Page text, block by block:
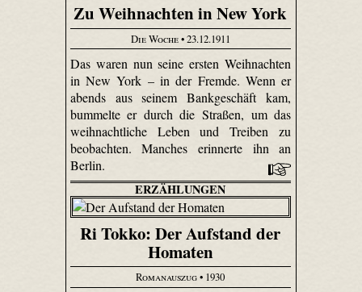
Zu Weihnachten in New York
Die Woche• 23.12.1911
Das waren nun seine ersten Weihnachten
in New York – in der Fremde. Wenn er
abends aus seinem Bankgeschäft kam,
bummelte er durch die Straßen, um das
weihnachtliche Leben und Treiben zu
beobachten. Manches erinnerte ihn an
Berlin.
ERZÄHLUNGEN
Ri Tokko: Der Aufstand der
Homaten
Romanauszug• 1930